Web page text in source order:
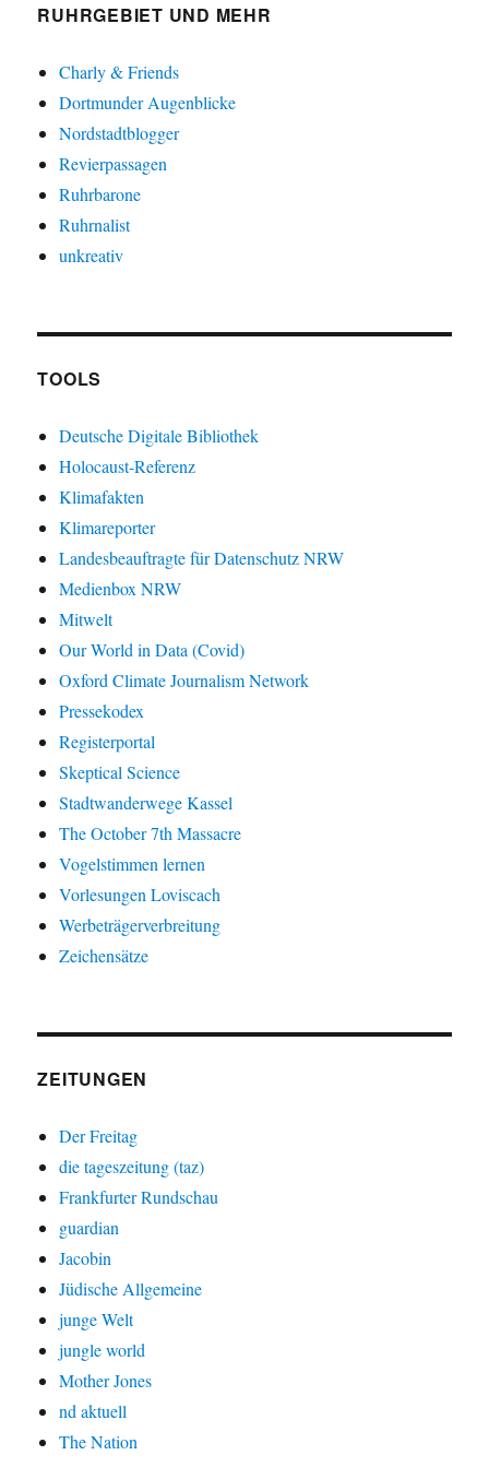
RUHRGEBIET UND MEHR
Charly & Friends
Dortmunder Augenblicke
Nordstadtblogger
Revierpassagen
Ruhrbarone
Ruhrnalist
unkreativ
TOOLS
Deutsche Digitale Bibliothek
Holocaust-Referenz
Klimafakten
Klimareporter
Landesbeauftragte für Datenschutz NRW
Medienbox NRW
Mitwelt
Our World in Data (Covid)
Oxford Climate Journalism Network
Pressekodex
Registerportal
Skeptical Science
Stadtwanderwege Kassel
The October 7th Massacre
Vogelstimmen lernen
Vorlesungen Loviscach
Werbeträgerverbreitung
Zeichensätze
ZEITUNGEN
Der Freitag
die tageszeitung (taz)
Frankfurter Rundschau
guardian
Jacobin
Jüdische Allgemeine
junge Welt
jungle world
Mother Jones
nd aktuell
The Nation